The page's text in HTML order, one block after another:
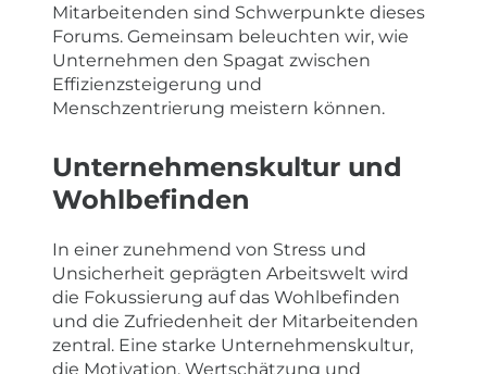
Mitarbeitenden sind Schwerpunkte dieses
Forums. Gemeinsam beleuchten wir, wie
Unternehmen den Spagat zwischen
Effizienzsteigerung und
Menschzentrierung meistern können.
Unternehmenskultur und
Wohlbefinden
In einer zunehmend von Stress und
Unsicherheit geprägten Arbeitswelt wird
die Fokussierung auf das Wohlbefinden
und die Zufriedenheit der Mitarbeitenden
zentral. Eine starke Unternehmenskultur,
die Motivation, Wertschätzung und